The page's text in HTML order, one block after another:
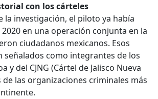
con los cárteles
la investigación, el piloto ya había
en una operación conjunta en la
ciudadanos mexicanos. Esos
como integrantes de los
y del CJNG (Cártel de Jalisco Nueva
de las organizaciones criminales más